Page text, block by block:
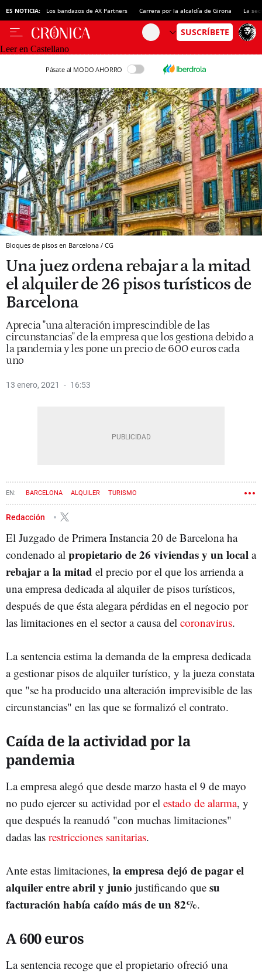
ES NOTICIA: Los bandazos de AX Partners Carrera por la alcaldía de Girona La
Leer en Castellano
Pásate al MODO AHORRO
Bloques de pisos en Barcelona / CG
Una juez ordena rebajar a la mitad
el alquiler de 26 pisos turísticos de
Barcelona
Aprecia "una alteración imprescindible de las
circunstancias" de la empresa que los gestiona debido a
la pandemia y les pone un precio de 600 euros cada
uno
13 enero, 2021 16:53
BARCELONA ALQUILER TURISMO
Redacción
El Juzgado de Primera Instancia 20 de Barcelona ha
condenado al propietario de 26 viviendas y un local a
rebajar a la mitad el precio por el que los arrienda a
una empresa dedicada al alquiler de pisos turísticos,
después de que ésta alegara pérdidas en el negocio por
las limitaciones en el sector a causa del coronavirus.
La sentencia estima la demanda de la empresa dedicada
a gestionar pisos de alquiler turístico, y la jueza constata
que "se ha producido una alteración imprevisible de las
circunstancias" en las que se formalizó el contrato.
Caída de la actividad por la
pandemia
La empresa alegó que desde marzo hasta el 9 de mayo
no pudo ejercer su actividad por el estado de alarma, y
que después la reanudó "con muchas limitaciones"
dadas las restricciones sanitarias.
Ante estas limitaciones, la empresa dejó de pagar el
alquiler entre abril y junio justificando que su
facturación había caído más de un 82%.
A 600 euros
La sentencia recoge que el propietario ofreció una